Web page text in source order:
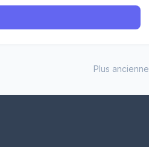
Plus ancienne